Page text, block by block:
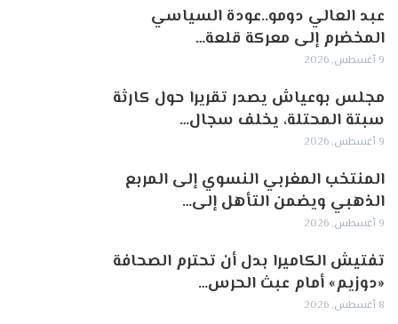
عبد العالي دومو..عودة السياسي
المخضرم إلى معركة قلعة…
9 أغسطس, 2026
مجلس بوعياش يصدر تقريرا حول كارثة
سبتة المحتلة، يخلف سجال…
9 أغسطس, 2026
المنتخب المغربي النسوي إلى المربع
الذهبي ويضمن التأهل إلى…
9 أغسطس, 2026
تفتيش الكاميرا بدل أن تحترم الصحافة
«دوزيم» أمام عبث الحرس…
8 أغسطس, 2026